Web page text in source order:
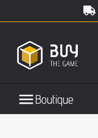
Boutique